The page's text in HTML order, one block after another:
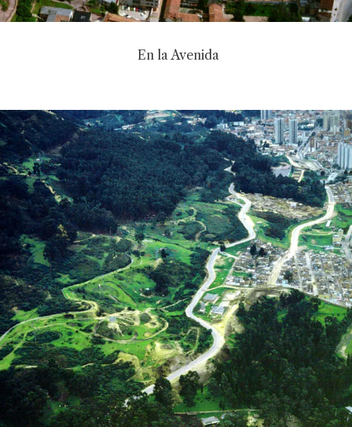
En la Avenida